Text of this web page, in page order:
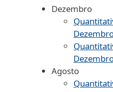
Dezembro
Agosto